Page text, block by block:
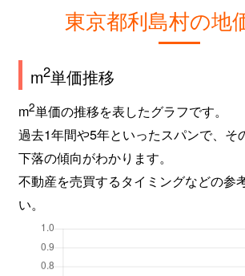
東京都利島村の地
m2単価推移
m2単価の推移を表したグラフです。
過去1年間や5年といったスパンで、そ
下落の傾向がわかります。
不動産を売買するタイミングなどの参
い。